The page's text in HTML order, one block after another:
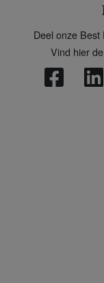
Deel onze
Vind hier